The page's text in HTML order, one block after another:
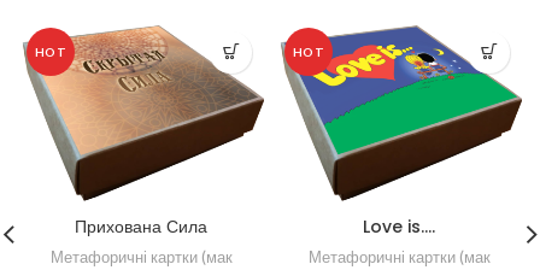
HOT
Прихована Сила
Метафоричні картки (мак
HOT
Love is….
Метафоричні картки (мак